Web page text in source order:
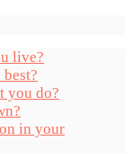
live?
you do?
in your